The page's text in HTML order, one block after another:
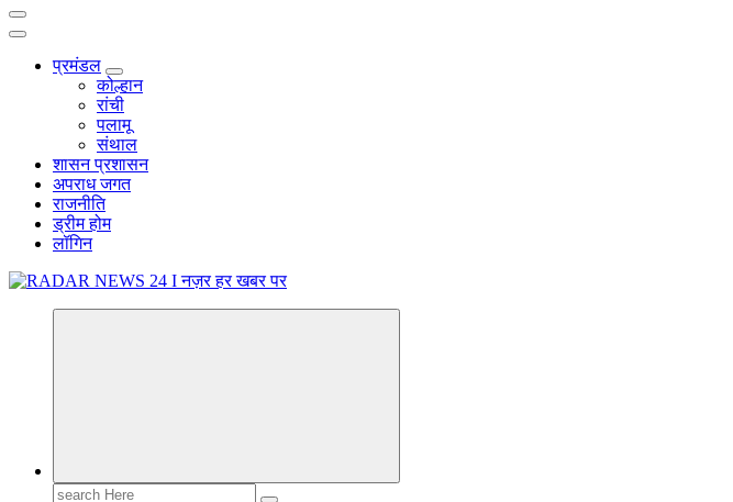
प्रमंडल
कोल्हान
रांची
पलामू
संथाल
शासन प्रशासन
अपराध जगत
राजनीति
ड्रीम होम
लॉगिन
Search